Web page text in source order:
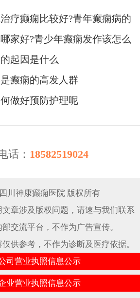
疗癫痫比较好?青年癫痫病的
家好?青少年癫痫发作该怎么
起因是什么
癫痫的高发人群
做好预防护理呢
话： 18582519024
川神康癫痫医院 版权所有
章涉及版权问题，请速与我们联系
交流平台，不作为广告宣传。
供参考，不作为诊断及医疗依据。
司营业执照信息公示
业营业执照信息公示